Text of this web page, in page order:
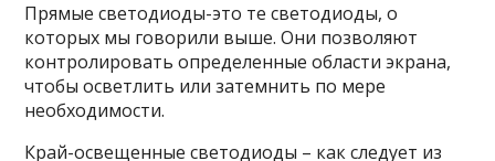
Прямые светодиоды-это те светодиоды, о
которых мы говорили выше. Они позволяют
контролировать определенные области экрана,
чтобы осветлить или затемнить по мере
необходимости.
Край-освещенные светодиоды – как следует из